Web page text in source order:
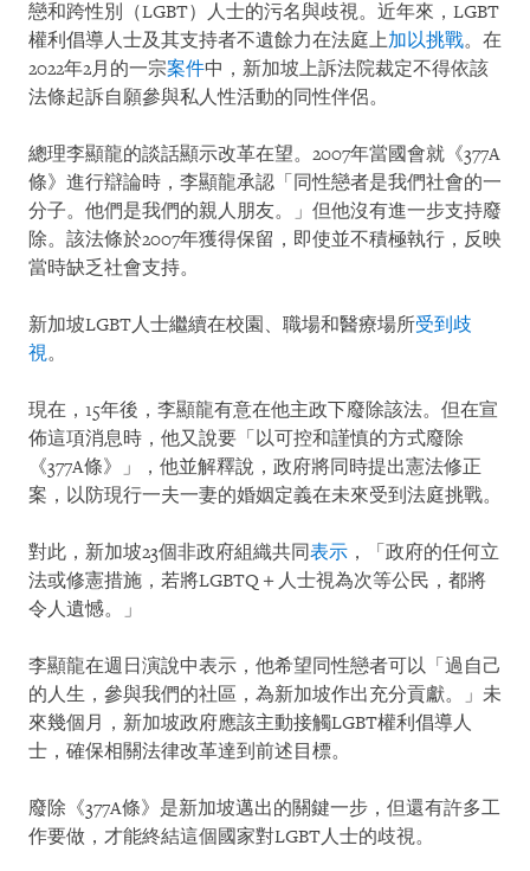
戀和跨性別（LGBT）人士的污名與歧視。近年來，LGBT
權利倡導人士及其支持者不遺餘力在法庭上加以挑戰。在
2022年2月的一宗案件中，新加坡上訴法院裁定不得依該
法條起訴自願參與私人性活動的同性伴侶。
總理李顯龍的談話顯示改革在望。2007年當國會就《377A
條》進行辯論時，李顯龍承認「同性戀者是我們社會的一
分子。他們是我們的親人朋友。」但他沒有進一步支持廢
除。該法條於2007年獲得保留，即使並不積極執行，反映
當時缺乏社會支持。
新加坡LGBT人士繼續在校園、職場和醫療場所受到歧
視。
現在，15年後，李顯龍有意在他主政下廢除該法。但在宣
佈這項消息時，他又說要「以可控和謹慎的方式廢除
《377A條》」，他並解釋說，政府將同時提出憲法修正
案，以防現行一夫一妻的婚姻定義在未來受到法庭挑戰。
對此，新加坡23個非政府組織共同表示 ，「政府的任何立
法或修憲措施，若將LGBTQ＋人士視為次等公民，都將
令人遺憾。」
李顯龍在週日演說中表示，他希望同性戀者可以「過自己
的人生，參與我們的社區，為新加坡作出充分貢獻。」未
來幾個月，新加坡政府應該主動接觸LGBT權利倡導人
士，確保相關法律改革達到前述目標。
廢除《377A條》是新加坡邁出的關鍵一步，但還有許多工
作要做，才能終結這個國家對LGBT人士的歧視。